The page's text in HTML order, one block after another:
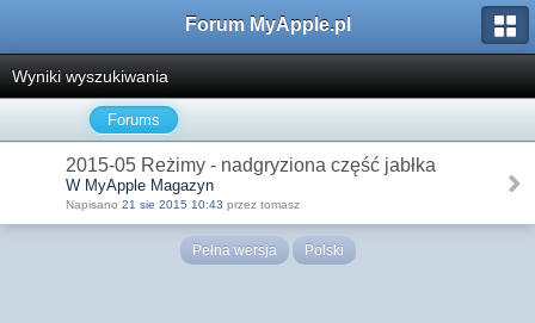
Forum MyApple.pl
Wyniki wyszukiwania
Forums
2015-05 Reżimy - nadgryziona część jabłka
W MyApple Magazyn
Napisano 21 sie 2015 10:43 przez tomasz
Pełna wersja Polski